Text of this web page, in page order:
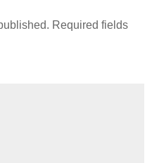
Required fields